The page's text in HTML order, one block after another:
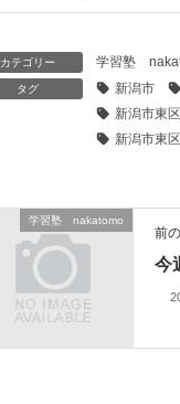
カテゴリー 学習塾
タグ 新潟市
新潟市東
新潟市
学習塾 nakatomo
前
今